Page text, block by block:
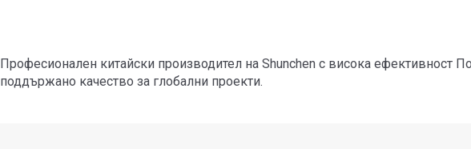
Професионален китайски производител на Shunchen с висока ефективност
поддържано качество за глобални проекти.